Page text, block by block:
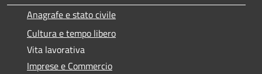
Anagrafe e stato civile
Cultura e tempo libero
Vita lavorativa
Imprese e Commercio